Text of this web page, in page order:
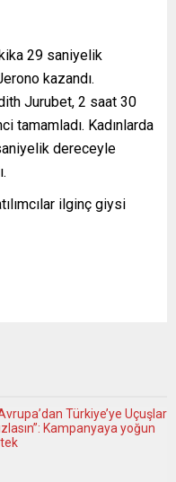
29 saniyelik
kazandı.
Jurubet, 2 saat 30
tamamladı. Kadınlarda
dereceyle
ilginç giysi